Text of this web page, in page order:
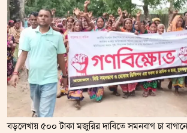
বড়লেখায় ৫০০ টাকা মজুরির দাবিতে সমনবাগ চা